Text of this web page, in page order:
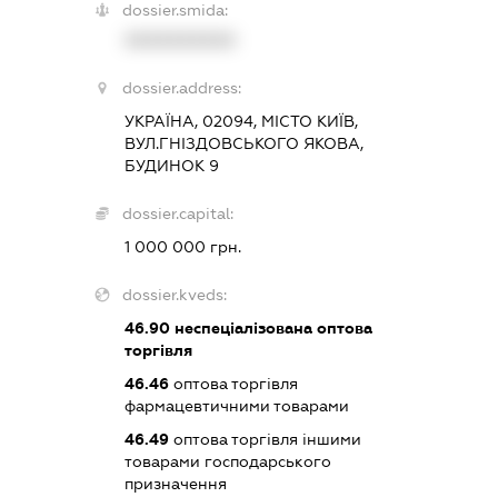
dossier.smida:
dossier.address:
УКРАЇНА, 02094, МІСТО КИЇВ,
ВУЛ.ГНІЗДОВСЬКОГО ЯКОВА,
БУДИНОК 9
dossier.capital:
1 000 000 грн.
dossier.kveds:
46.90неспеціалізована оптова
торгівля
46.46оптова торгівля
фармацевтичними товарами
46.49оптова торгівля іншими
товарами господарського
призначення